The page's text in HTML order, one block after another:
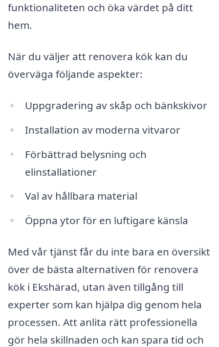
funktionaliteten och öka värdet på ditt
hem.
När du väljer att renovera kök kan du
överväga följande aspekter:
Uppgradering av skåp och bänkskivor
Installation av moderna vitvaror
Förbättrad belysning och
elinstallationer
Val av hållbara material
Öppna ytor för en luftigare känsla
Med vår tjänst får du inte bara en översikt
över de bästa alternativen för renovera
kök i Ekshärad, utan även tillgång till
experter som kan hjälpa dig genom hela
processen. Att anlita rätt professionella
gör hela skillnaden och kan spara tid och